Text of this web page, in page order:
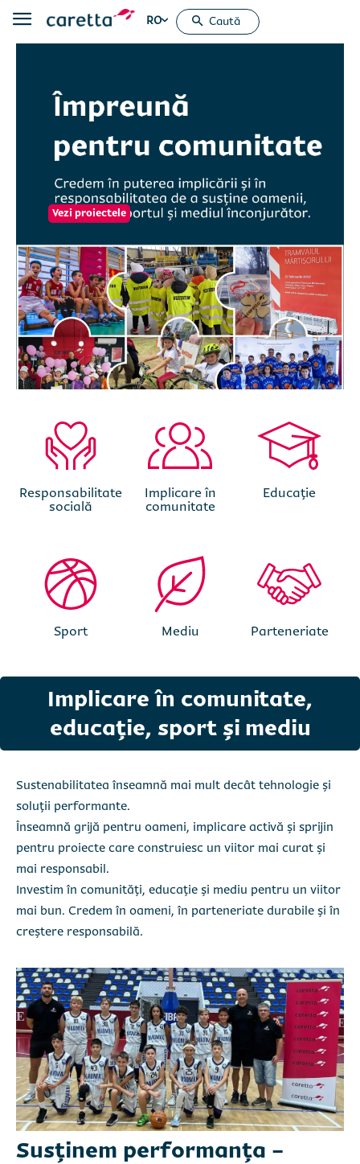
RO Caută
Vezi proiectele
Responsabilitate
socială
Implicare în
comunitate
Educație
Sport Mediu Parteneriate
Implicare în comunitate,
educație, sport și mediu
Sustenabilitatea înseamnă mai mult decât tehnologie și
soluții performante.
Înseamnă grijă pentru oameni, implicare activă și sprijin
pentru proiecte care construiesc un viitor mai curat și
mai responsabil.
Investim în comunități, educație și mediu pentru un viitor
mai bun. Credem în oameni, în parteneriate durabile și în
creștere responsabilă.
Susținem performanța -